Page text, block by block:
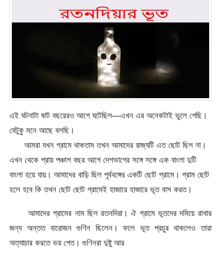
এই ঘটনাটা ষাট বছরেরও আগে ঘটেছিল—এখন এর অনেকটাই ভুলে গেছি।
যেটুকু মনে আছে বলছি।
আমরা যখন গ্রামে থাকতাম তখন আমাদের রাজ্যটি এত ছোট ছিল না।
এখন থেকে প্রায় পঞ্চাশ বছর আগে দেশভাগের সঙ্গে সঙ্গে এক বাংলা দুটি
বাংলা হয়ে যায়। আমাদের বাড়ি ছিল পূর্ববঙ্গের একটি ছোট গ্রামে। গ্রাম ছোট
হলে হবে কি তখন ছোট ছোট গ্রামেই হাজারে হাজারে ভূত বাস করত।
আমাদের গ্রামের নাম ছিল রতনদিয়া। ঐ গ্রামে ভূতদের দমিয়ে রাখার
জন্য অন্তত বারোজন গুণিন ছিলেন। ফলে ভূত প্রচুর থাকলেও তারা
অত্যাচার করতে ভয় পেত। গুণিনরা দুষ্টু আর